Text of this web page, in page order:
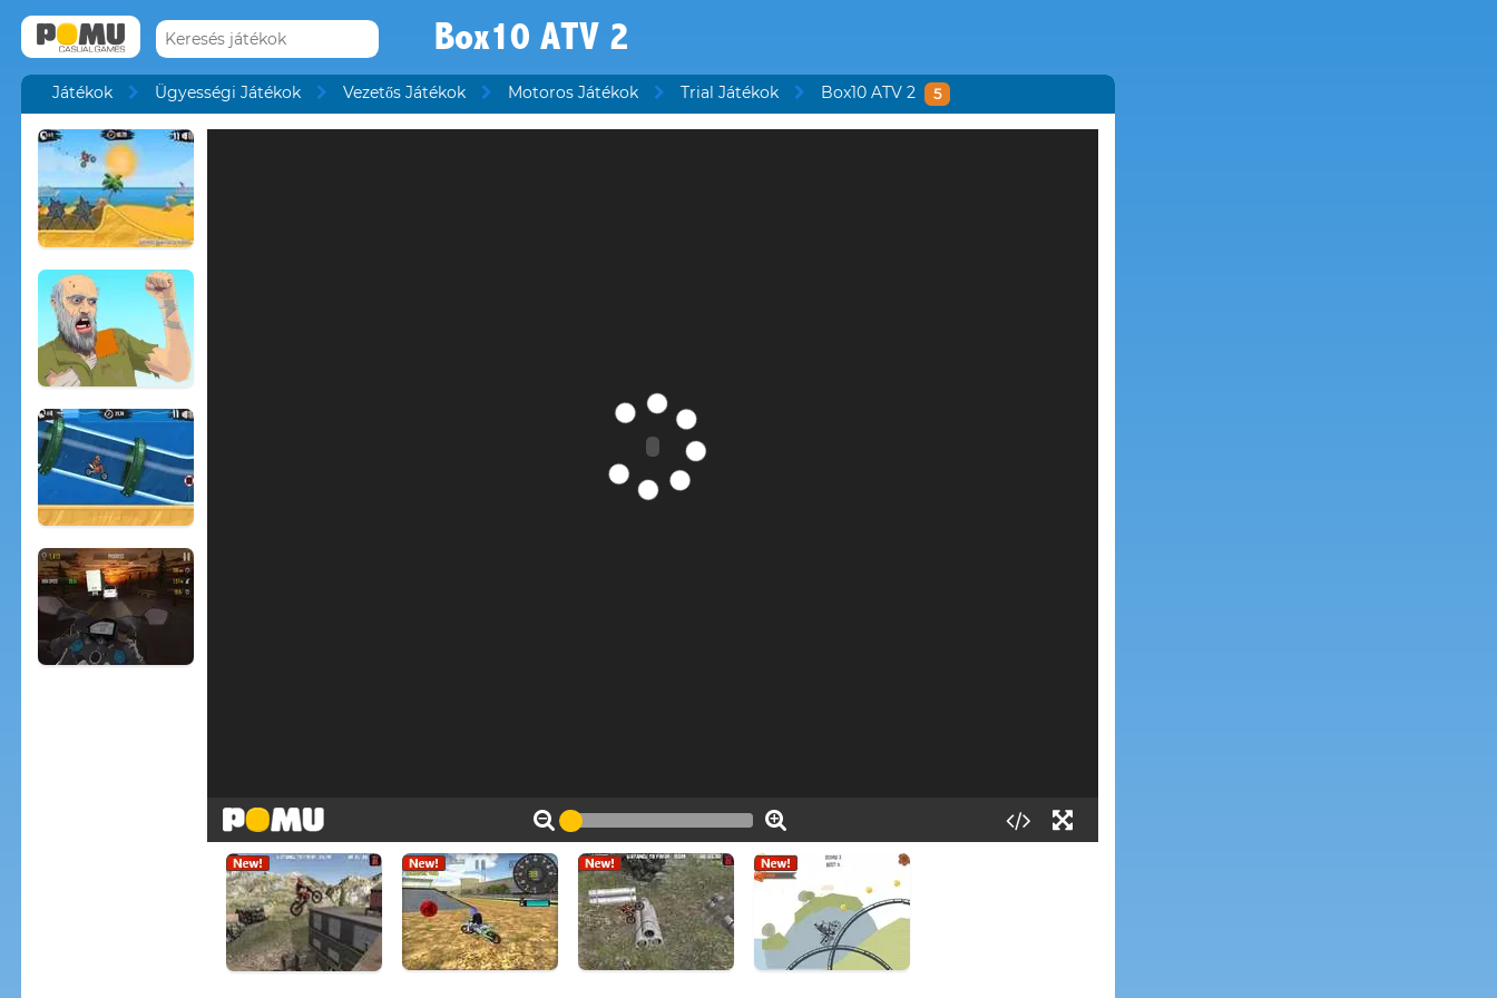
Box10 ATV 2
Játékok Ügyességi Játékok Vezetős Játékok Motoros Játékok Trial Játékok Box10 ATV 2 5